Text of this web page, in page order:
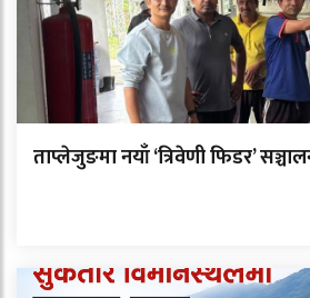
ताप्लेजुङमा नयाँ ‘त्रिवेणी फिडर’